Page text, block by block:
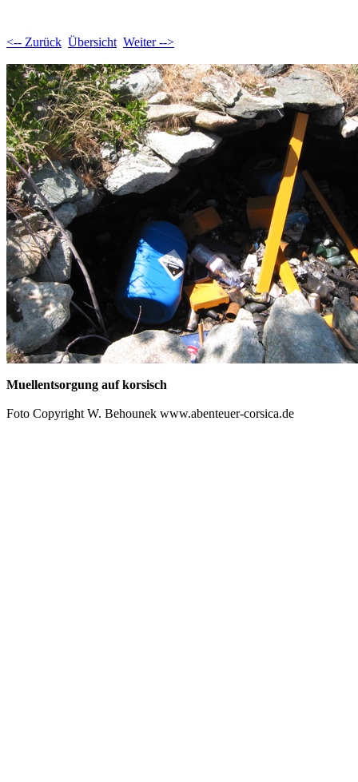
<-- Zurück Übersicht Weiter -->
Muellentsorgung auf korsisch
Foto Copyright W. Behounek www.abenteuer-corsica.de